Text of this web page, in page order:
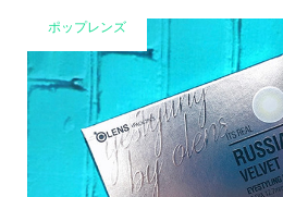
ポップレンズ